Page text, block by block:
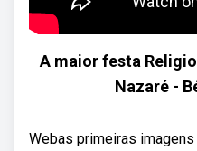
A maior festa
Nazaré -
Webas primeiras